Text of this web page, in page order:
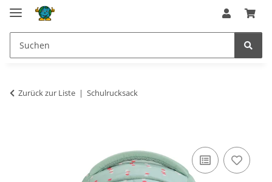
Zurück zur Liste Schulrucksack